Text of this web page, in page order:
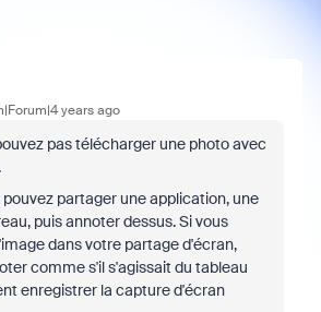
years ago
pas télécharger une photo avec
partager une application, une
puis annoter dessus. Si vous
dans votre partage d'écran,
comme s'il s'agissait du tableau
enregistrer la capture d'écran